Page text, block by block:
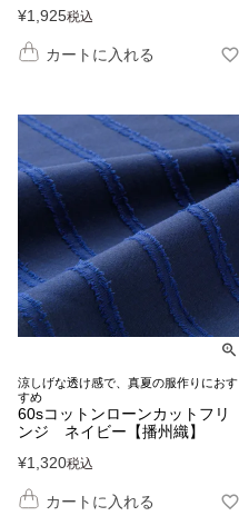
¥1,925税込
カートに入れる
涼しげな透け感で、真夏の服作りにおす
すめ
60sコットンローンカットフリ
ンジ ネイビー【播州織】
¥1,320税込
カートに入れる